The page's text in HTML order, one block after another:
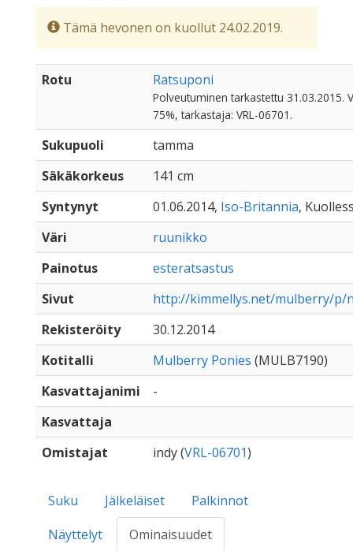
Tämä hevonen on kuollut 24.02.2019.
Rotu Ratsuponi
Polveutuminen tarkastettu 31.03.2015.
75%, tarkastaja: VRL-06701.
Sukupuoli
tamma
Säkäkorkeus
141 cm
Syntynyt
01.06.2014, Iso-Britannia,
Väri
ruunikko
Painotus
esteratsastus
Sivut
http://kimmellys.net/mulberry/p/
Rekisteröity
30.12.2014
Kotitalli
Mulberry Ponies (MULB7190)
Kasvattajanimi
-
Kasvattaja
Omistajat
indy (VRL-06701)
Suku Jälkeläiset
Palkinnot
Näyttelyt
Ominaisuudet